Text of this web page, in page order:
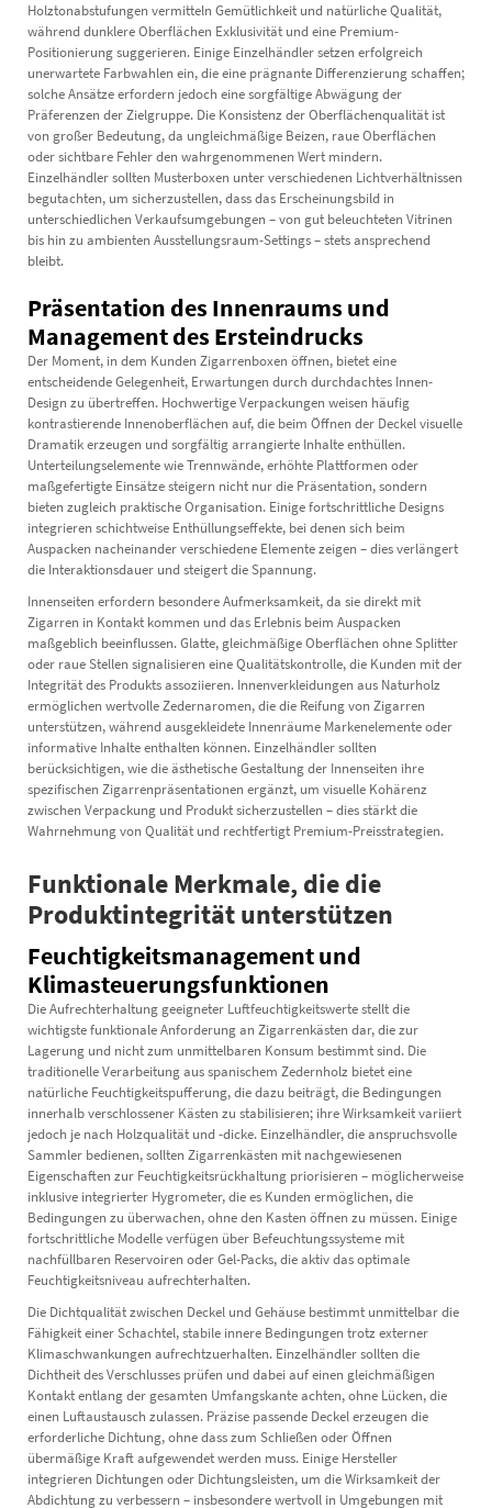
Holztonabstufungen vermitteln Gemütlichkeit und natürliche Qualität,
während dunklere Oberflächen Exklusivität und eine Premium-
Positionierung suggerieren. Einige Einzelhändler setzen erfolgreich
unerwartete Farbwahlen ein, die eine prägnante Differenzierung schaffen;
solche Ansätze erfordern jedoch eine sorgfältige Abwägung der
Präferenzen der Zielgruppe. Die Konsistenz der Oberflächenqualität ist
von großer Bedeutung, da ungleichmäßige Beizen, raue Oberflächen
oder sichtbare Fehler den wahrgenommenen Wert mindern.
Einzelhändler sollten Musterboxen unter verschiedenen Lichtverhältnissen
begutachten, um sicherzustellen, dass das Erscheinungsbild in
unterschiedlichen Verkaufsumgebungen – von gut beleuchteten Vitrinen
bis hin zu ambienten Ausstellungsraum-Settings – stets ansprechend
bleibt.
Präsentation des Innenraums und
Management des Ersteindrucks
Der Moment, in dem Kunden Zigarrenboxen öffnen, bietet eine
entscheidende Gelegenheit, Erwartungen durch durchdachtes Innen-
Design zu übertreffen. Hochwertige Verpackungen weisen häufig
kontrastierende Innenoberflächen auf, die beim Öffnen der Deckel visuelle
Dramatik erzeugen und sorgfältig arrangierte Inhalte enthüllen.
Unterteilungselemente wie Trennwände, erhöhte Plattformen oder
maßgefertigte Einsätze steigern nicht nur die Präsentation, sondern
bieten zugleich praktische Organisation. Einige fortschrittliche Designs
integrieren schichtweise Enthüllungseffekte, bei denen sich beim
Auspacken nacheinander verschiedene Elemente zeigen – dies verlängert
die Interaktionsdauer und steigert die Spannung.
Innenseiten erfordern besondere Aufmerksamkeit, da sie direkt mit
Zigarren in Kontakt kommen und das Erlebnis beim Auspacken
maßgeblich beeinflussen. Glatte, gleichmäßige Oberflächen ohne Splitter
oder raue Stellen signalisieren eine Qualitätskontrolle, die Kunden mit der
Integrität des Produkts assoziieren. Innenverkleidungen aus Naturholz
ermöglichen wertvolle Zedernaromen, die die Reifung von Zigarren
unterstützen, während ausgekleidete Innenräume Markenelemente oder
informative Inhalte enthalten können. Einzelhändler sollten
berücksichtigen, wie die ästhetische Gestaltung der Innenseiten ihre
spezifischen Zigarrenpräsentationen ergänzt, um visuelle Kohärenz
zwischen Verpackung und Produkt sicherzustellen – dies stärkt die
Wahrnehmung von Qualität und rechtfertigt Premium-Preisstrategien.
Funktionale Merkmale, die die
Produktintegrität unterstützen
Feuchtigkeitsmanagement und
Klimasteuerungsfunktionen
Die Aufrechterhaltung geeigneter Luftfeuchtigkeitswerte stellt die
wichtigste funktionale Anforderung an Zigarrenkästen dar, die zur
Lagerung und nicht zum unmittelbaren Konsum bestimmt sind. Die
traditionelle Verarbeitung aus spanischem Zedernholz bietet eine
natürliche Feuchtigkeitspufferung, die dazu beiträgt, die Bedingungen
innerhalb verschlossener Kästen zu stabilisieren; ihre Wirksamkeit variiert
jedoch je nach Holzqualität und -dicke. Einzelhändler, die anspruchsvolle
Sammler bedienen, sollten Zigarrenkästen mit nachgewiesenen
Eigenschaften zur Feuchtigkeitsrückhaltung priorisieren – möglicherweise
inklusive integrierter Hygrometer, die es Kunden ermöglichen, die
Bedingungen zu überwachen, ohne den Kasten öffnen zu müssen. Einige
fortschrittliche Modelle verfügen über Befeuchtungssysteme mit
nachfüllbaren Reservoiren oder Gel-Packs, die aktiv das optimale
Feuchtigkeitsniveau aufrechterhalten.
Die Dichtqualität zwischen Deckel und Gehäuse bestimmt unmittelbar die
Fähigkeit einer Schachtel, stabile innere Bedingungen trotz externer
Klimaschwankungen aufrechtzuerhalten. Einzelhändler sollten die
Dichtheit des Verschlusses prüfen und dabei auf einen gleichmäßigen
Kontakt entlang der gesamten Umfangskante achten, ohne Lücken, die
einen Luftaustausch zulassen. Präzise passende Deckel erzeugen die
erforderliche Dichtung, ohne dass zum Schließen oder Öffnen
übermäßige Kraft aufgewendet werden muss. Einige Hersteller
integrieren Dichtungen oder Dichtungsleisten, um die Wirksamkeit der
Abdichtung zu verbessern – insbesondere wertvoll in Umgebungen mit